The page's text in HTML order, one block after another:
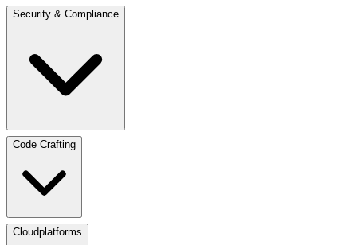
Security & Compliance
Code Crafting
Cloudplatforms